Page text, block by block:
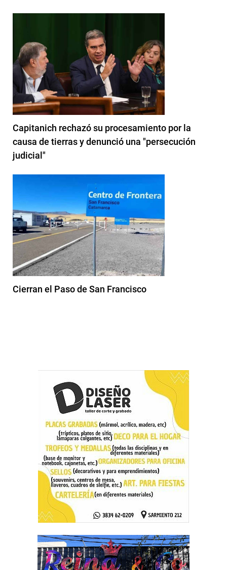
Capitanich rechazó su procesamiento por la
causa de tierras y denunció una "persecución
judicial"
Cierran el Paso de San Francisco